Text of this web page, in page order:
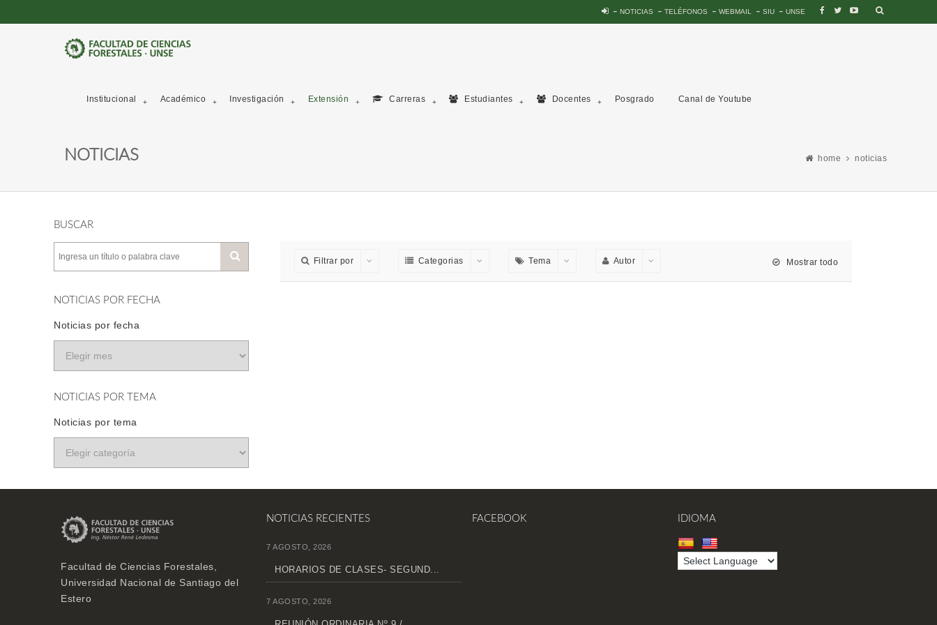
NOTICIAS TELÉFONOS WEBMAIL SIU UNSE
Institucional Académico Investigación Extensión Carreras Estudiantes Docentes Posgrado Canal de Youtube
NOTICIAS home noticias
BUSCAR
NOTICIAS POR FECHA
Noticias por fecha
NOTICIAS POR TEMA
Noticias por tema
Filtrar por Categorias Tema Autor Mostrar todo
Facultad de Ciencias Forestales,
Universidad Nacional de Santiago del
Estero
NOTICIAS RECIENTES
7 AGOSTO, 2026
HORARIOS DE CLASES- SEGUND...
7 AGOSTO, 2026
FACEBOOK IDIOMA